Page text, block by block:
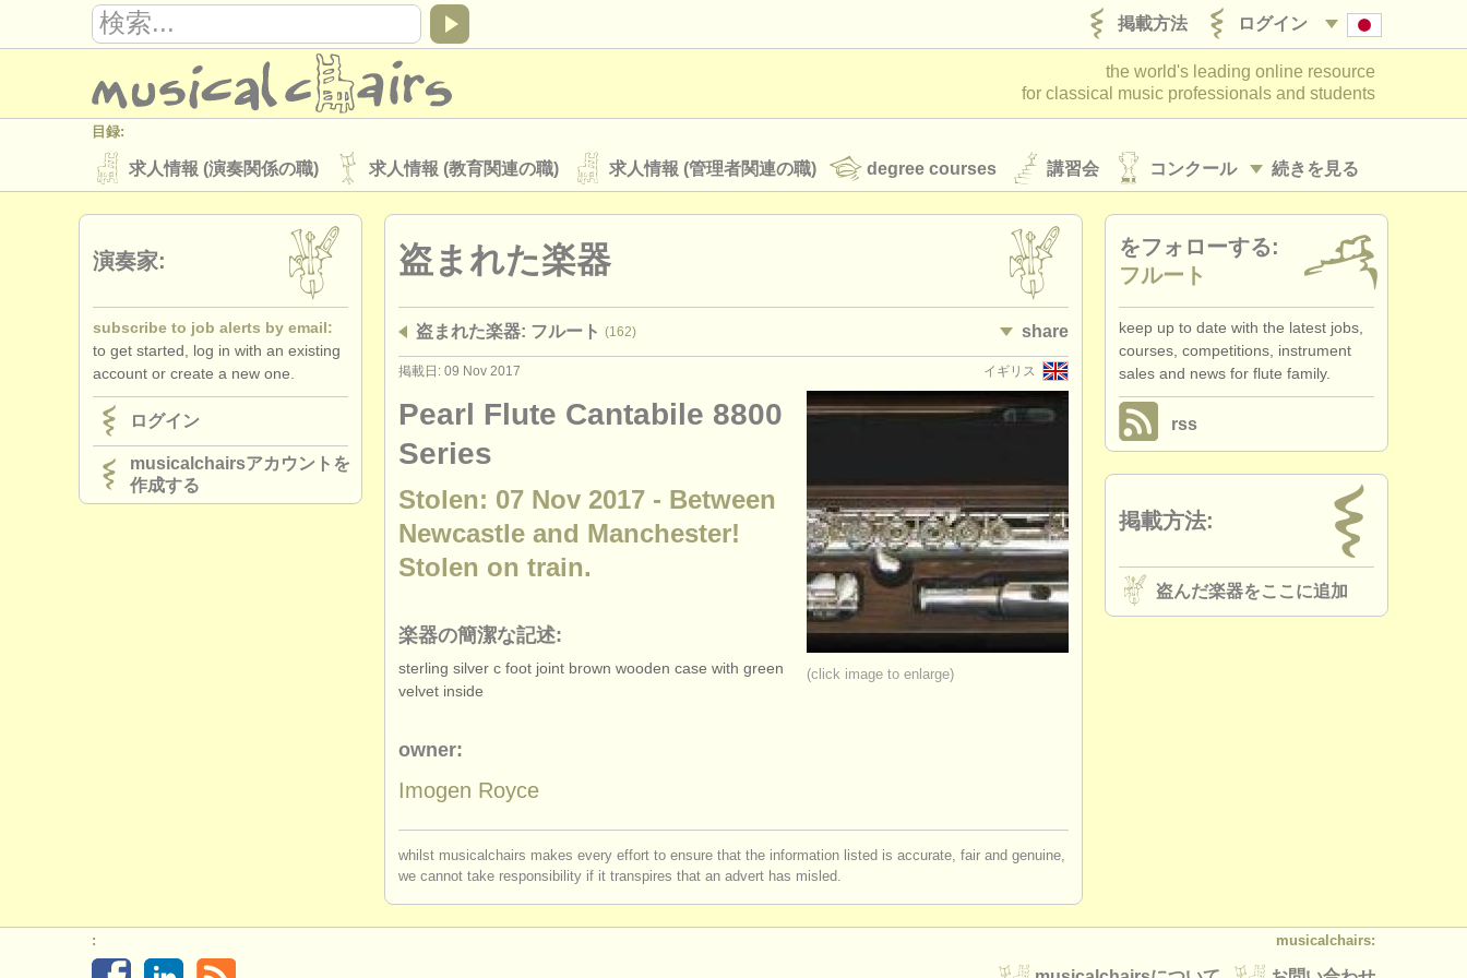
ログイン
掲載方法
the world's leading online resource
for classical music professionals and students
目録:
続きを見る
求人情報 (演奏関係の職) 求人情報 (教育関連の職) 求人情報 (管理者関連の職) degree courses 講習会 コンクール
楽器の販売 盗まれた楽器
ディレクトリー:
音楽学校
musicalchairs:
musicalchairsについて お問い合わせ
出版社:
掲載方法 find out about our ATS
盗まれた楽器
盗まれた楽器: フルート (162) share
イギリス
掲載日: 09 Nov 2017
(click image to enlarge)
Pearl Flute Cantabile 8800
Series
Stolen: 07 Nov 2017 - Between
Newcastle and Manchester!
Stolen on train.
楽器の簡潔な記述:
sterling silver c foot joint brown wooden case with green
velvet inside
owner:
Imogen Royce
whilst musicalchairs makes every effort to ensure that the information listed is accurate, fair and genuine,
we cannot take responsibility if it transpires that an advert has misled.
演奏家:
subscribe to job alerts by email:
to get started, log in with an existing
account or create a new one.
ログイン
musicalchairsアカウントを
作成する
をフォローする:
フルート
keep up to date with the latest jobs,
courses, competitions, instrument
sales and news for flute family.
rss
掲載方法:
盗んだ楽器をここに追加
musicalchairs:
: